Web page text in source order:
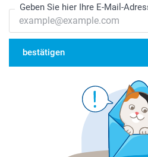
Geben Sie hier Ihre E-Mail-
bestätigen